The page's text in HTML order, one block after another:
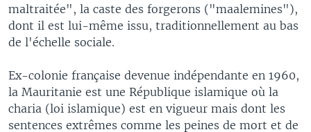
maltraitée", la caste des forgerons ("maalemines"),
dont il est lui-même issu, traditionnellement au bas
de l'échelle sociale.
Ex-colonie française devenue indépendante en 1960,
la Mauritanie est une République islamique où la
charia (loi islamique) est en vigueur mais dont les
sentences extrêmes comme les peines de mort et de